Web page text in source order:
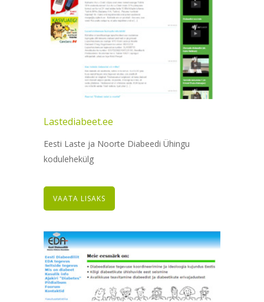
Lastediabeet.ee
Eesti Laste ja Noorte Diabeedi Ühingu
kodulehekülg
VAATA LISAKS